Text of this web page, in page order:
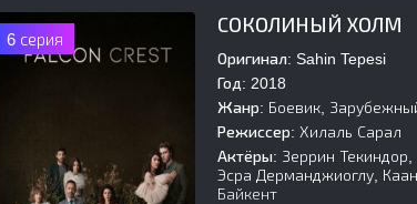
6 серия
СОКОЛИНЫЙ ХОЛМ
Оригинал: Sahin Tepesi
Год: 2018
Жанр: Боевик,
Режиссер: Хилаль Сарал
Актёры: Зеррин
Эсра Дерманджиоглу,
Байкент